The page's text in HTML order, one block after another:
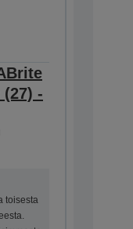
-
toisesta